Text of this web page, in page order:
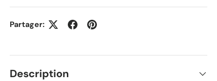
Partager:
Description